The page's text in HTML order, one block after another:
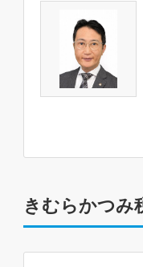
きむらかつみ